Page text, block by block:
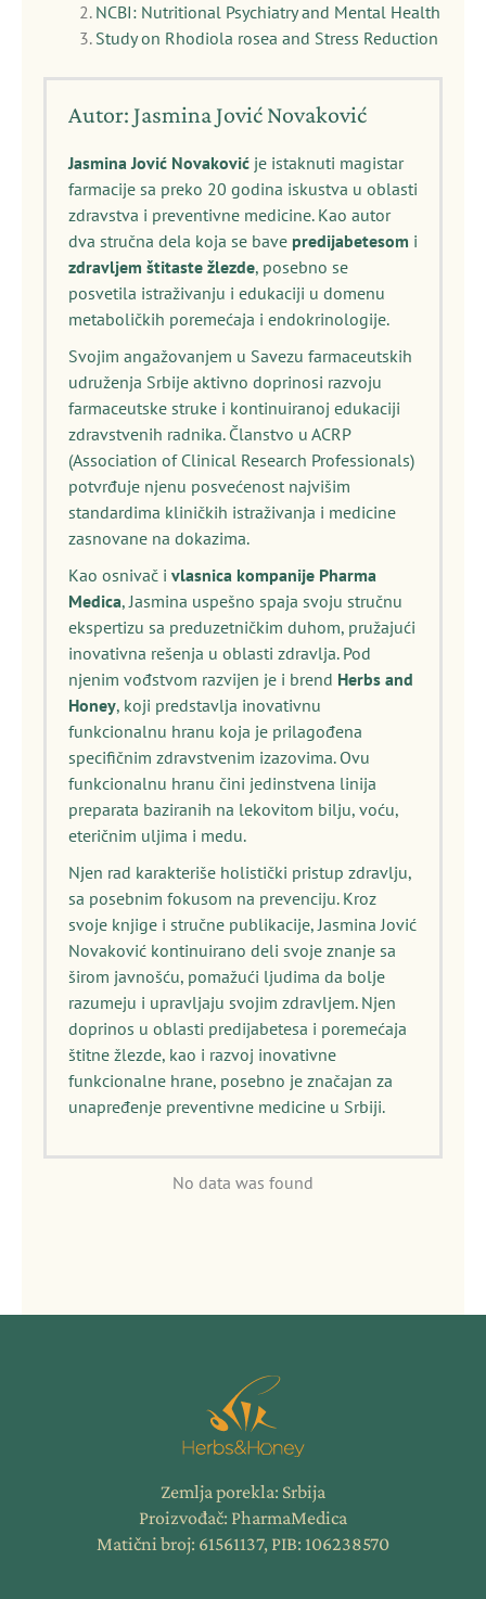
NCBI: Nutritional Psychiatry and Mental Health
Study on Rhodiola rosea and Stress Reduction
Autor: Jasmina Jović Novaković
Jasmina Jović Novaković je istaknuti magistar
farmacije sa preko 20 godina iskustva u oblasti
zdravstva i preventivne medicine. Kao autor
dva stručna dela koja se bave predijabetesom i
zdravljem štitaste žlezde, posebno se
posvetila istraživanju i edukaciji u domenu
metaboličkih poremećaja i endokrinologije.
Svojim angažovanjem u Savezu farmaceutskih
udruženja Srbije aktivno doprinosi razvoju
farmaceutske struke i kontinuiranoj edukaciji
zdravstvenih radnika. Članstvo u ACRP
(Association of Clinical Research Professionals)
potvrđuje njenu posvećenost najvišim
standardima kliničkih istraživanja i medicine
zasnovane na dokazima.
Kao osnivač i vlasnica kompanije Pharma
Medica, Jasmina uspešno spaja svoju stručnu
ekspertizu sa preduzetničkim duhom, pružajući
inovativna rešenja u oblasti zdravlja. Pod
njenim vođstvom razvijen je i brend Herbs and
Honey, koji predstavlja inovativnu
funkcionalnu hranu koja je prilagođena
specifičnim zdravstvenim izazovima. Ovu
funkcionalnu hranu čini jedinstvena linija
preparata baziranih na lekovitom bilju, voću,
eteričnim uljima i medu.
Njen rad karakteriše holistički pristup zdravlju,
sa posebnim fokusom na prevenciju. Kroz
svoje knjige i stručne publikacije, Jasmina Jović
Novaković kontinuirano deli svoje znanje sa
širom javnošću, pomažući ljudima da bolje
razumeju i upravljaju svojim zdravljem. Njen
doprinos u oblasti predijabetesa i poremećaja
štitne žlezde, kao i razvoj inovativne
funkcionalne hrane, posebno je značajan za
unapređenje preventivne medicine u Srbiji.
No data was found
Zemlja porekla: Srbija
Proizvođač: PharmaMedica
Matični broj: 61561137, PIB: 106238570